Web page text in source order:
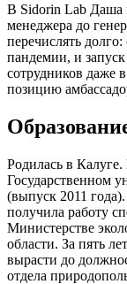
В Sidorin Lab Даша
менеджера до
перечислять
пандемии, и
сотрудников даже
позицию
Родилась в Калуге.
Государственном
(выпуск 2011
получила работу
Министерстве
области. За пять
вырасти до
отдела